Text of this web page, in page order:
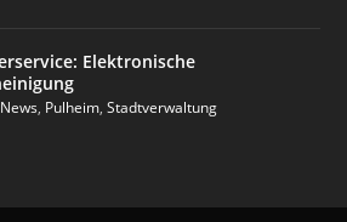
Elektronische
News, Pulheim,Stadtverwaltung